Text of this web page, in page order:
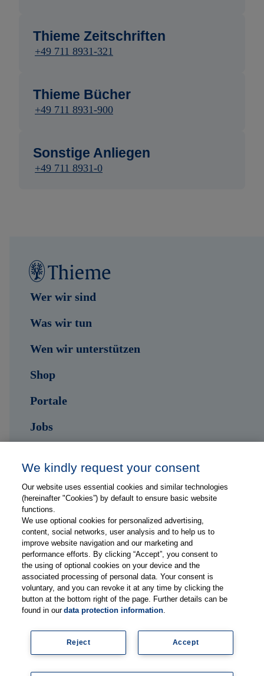
Thieme Zeitschriften
+49 711 8931-321
Thieme Bücher
+49 711 8931-900
Sonstige Anliegen
+49 711 8931-0
Wer wir sind
Was wir tun
Wen wir unterstützen
Shop
Portale
Jobs
Folge uns auf ...
Impressum
Datenschutzerklärung
FAQs
Mediadaten
Legal
Newsletter abonnieren
We kindly request your consent
Our website uses essential cookies and similar technologies
(hereinafter "Cookies”) by default to ensure basic website
functions.
We use optional cookies for personalized advertising,
content, social networks, user analysis and to help us to
improve website navigation and our marketing and
performance efforts. By clicking “Accept”, you consent to
the using of optional cookies on your device and the
associated processing of personal data. Your consent is
voluntary, and you can revoke it at any time by clicking the
button at the bottom right of the page. Further details can be
found in ourdata protection information.
Accept
Reject